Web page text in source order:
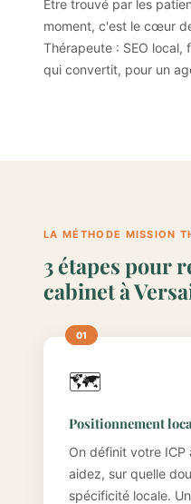
Être trouvé par les
moment, c'est le cœur
Thérapeute : SEO local,
qui convertit, pour un
LA MÉTHODE MISSION
3 étapes pour
cabinet à
🗺️
Positionnement
On définit votre ICP
aidez, sur quelle
spécificité locale.